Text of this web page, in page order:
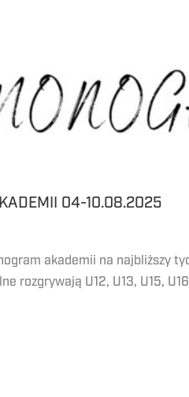
04-10.08.2025
akademii na najbliższy
rozgrywają U12, U13, U15,